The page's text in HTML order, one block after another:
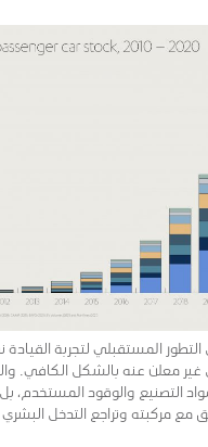
المستقبلي لتجربة القيادة
غير معلن عنه بالشكل الكافي.
التصنيع والوقود
مع مركبته وتراجع التدخل البشري